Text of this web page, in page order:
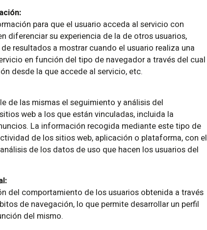
para que el usuario acceda al servicio con
diferenciar su experiencia de la de otros usuarios,
resultados a mostrar cuando el usuario realiza una
en función del tipo de navegador a través del cual
desde la que accede al servicio, etc.
de las mismas el seguimiento y análisis del
web a los que están vinculadas, incluida la
La información recogida mediante este tipo de
de los sitios web, aplicación o plataforma, con el
de los datos de uso que hacen los usuarios del
del comportamiento de los usuarios obtenida a través
de navegación, lo que permite desarrollar un perfil
del mismo.
de noticias y mantente
ser muy interesantes.